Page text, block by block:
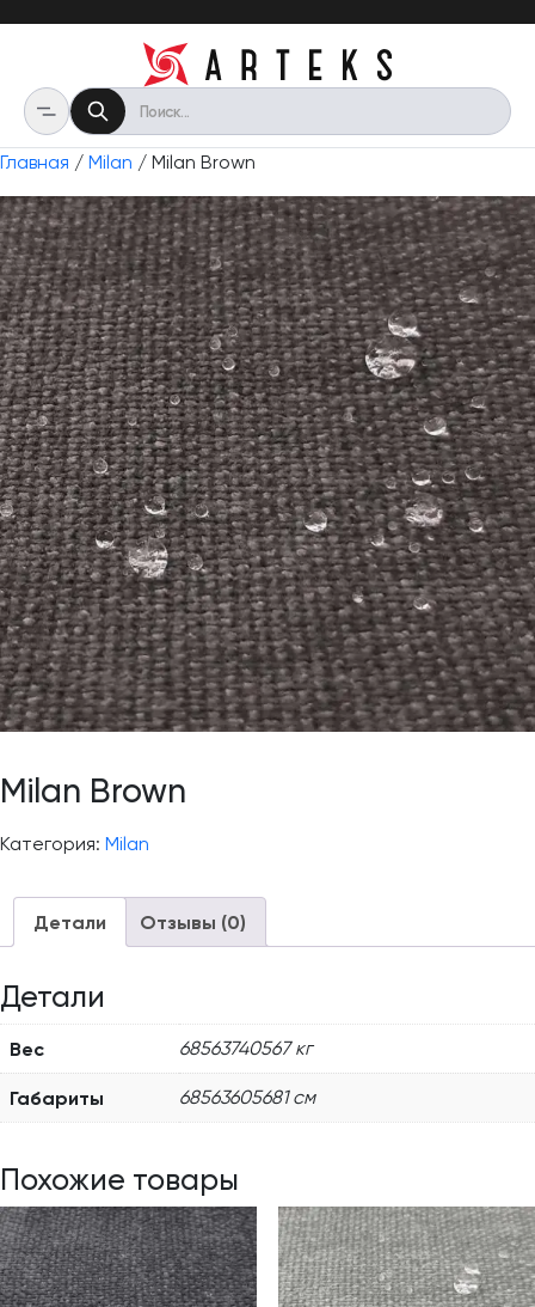
Главная / Milan / Milan Brown
Milan Brown
Категория: Milan
Детали Отзывы (0)
Детали
Вес 68563740567 кг
Габариты 68563605681 см
Похожие товары